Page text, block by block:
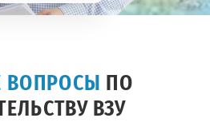
ВОПРОСЫ
ПО
ВЗУ